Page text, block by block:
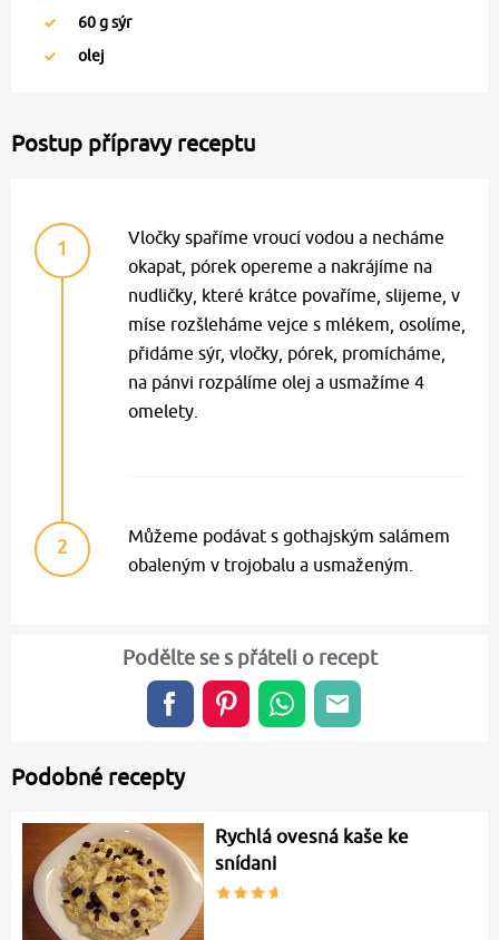
60g sýr
olej
Postup přípravy receptu
1
Vločky spaříme vroucí vodou a necháme
okapat, pórek opereme a nakrájíme na
nudličky, které krátce povaříme, slijeme, v
míse rozšleháme vejce s mlékem, osolíme,
přidáme sýr, vločky, pórek, promícháme,
na pánvi rozpálíme olej a usmažíme 4
omelety.
2
Můžeme podávat s gothajským salámem
obaleným v trojobalu a usmaženým.
Podělte se s přáteli o recept
Podobné recepty
Rychlá ovesná kaše ke
snídani